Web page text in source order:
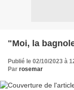
"Moi, la
Publié le 02/10/2023 à
Par rosemar